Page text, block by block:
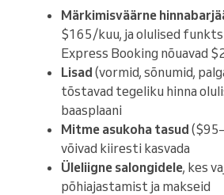
Märkimisväärne
$165/kuu, ja olulised
Express Booking nõuavad
Lisad (vormid, sõnumid,
tõstavad tegeliku hinna
baasplaani
Mitme asukoha tasud
võivad kiiresti kasvada
Üleliigne salongidele, kes
põhiajastamist ja makseid